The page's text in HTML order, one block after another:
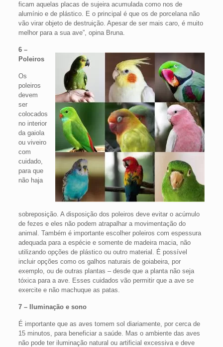
ficam aquelas placas de sujeira acumulada como nos de
alumínio e de plástico. E o principal é que os de porcelana não
vão virar objeto de destruição. Apesar de ser mais caro, é muito
melhor para a sua ave”, opina Bruna.
6 –
Poleiros
Os
poleiros
devem
ser
colocados
no interior
da gaiola
ou viveiro
com
cuidado,
para que
não haja
sobreposição. A disposição dos poleiros deve evitar o acúmulo
de fezes e eles não podem atrapalhar a movimentação do
animal. Também é importante escolher poleiros com espessura
adequada para a espécie e somente de madeira macia, não
utilizando opções de plástico ou outro material. É possível
incluir opções como os galhos naturais de goiabeira, por
exemplo, ou de outras plantas – desde que a planta não seja
tóxica para a ave. Esses cuidados vão permitir que a ave se
exercite e não machuque as patas.
7 – Iluminação e sono
É importante que as aves tomem sol diariamente, por cerca de
15 minutos, para beneficiar a saúde. Mas o ambiente das aves
não pode ter iluminação natural ou artificial excessiva e deve